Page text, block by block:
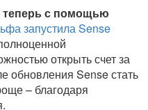
теперь с помощью
запустила Sense
открыть счет за
обновления Sense стать
– благодаря